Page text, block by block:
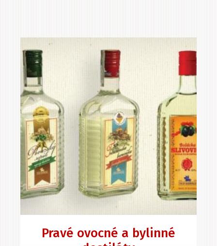
Pravé ovocné a bylinné